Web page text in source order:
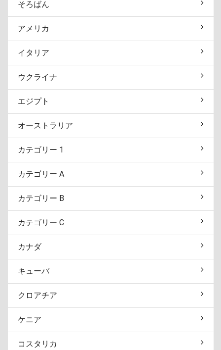
そろばん
アメリカ
イタリア
ウクライナ
エジプト
オーストラリア
カテゴリー 1
カテゴリー A
カテゴリー B
カテゴリー C
カナダ
キューバ
クロアチア
ケニア
コスタリカ